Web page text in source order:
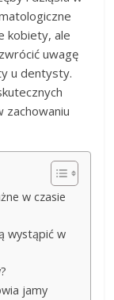
kobiety, ale
uwagę
u dentysty.
zachowaniu
w czasie
wystąpić w
jamy